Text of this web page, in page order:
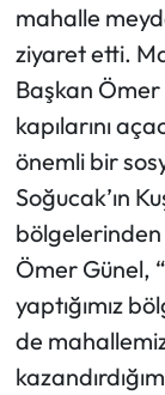
mahalle
ziyaret etti.
Başkan Ömer
kapılarını
önemli bir
Soğucak’ın
Ömer Günel,
yaptığımız
de